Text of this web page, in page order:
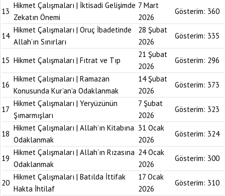
13
Hikmet Çalışmaları | İktisadi Gelişimde
Zekatın Önemi
7 Mart
2026
Gösterim: 360
14
Hikmet Çalışmaları | Oruç İbadetinde
Allah’ın Sınırları
28 Şubat
2026
Gösterim: 335
15 Hikmet Çalışmaları | Fıtrat ve Tıp
21 Şubat
2026
Gösterim: 296
16
Hikmet Çalışmaları | Ramazan
Konusunda Kur’an’a Odaklanmak
14 Şubat
2026
Gösterim: 373
17
Hikmet Çalışmaları | Yeryüzünün
Şımarmışları
7 Şubat
2026
Gösterim: 323
18
Hikmet Çalışmaları | Allah’ın Kitabına
Odaklanmak
31 Ocak
2026
Gösterim: 324
19
Hikmet Çalışmaları | Allah’ın Rızasına
Odaklanmak
24 Ocak
2026
Gösterim: 300
20
Hikmet Çalışmaları | Batılda İttifak
Hakta İhtilaf
17 Ocak
2026
Gösterim: 310